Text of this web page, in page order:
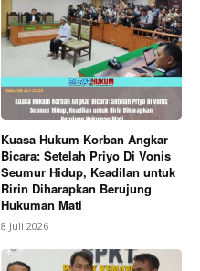
Kuasa Hukum Korban Angkar
Bicara: Setelah Priyo Di Vonis
Seumur Hidup, Keadilan untuk
Ririn Diharapkan Berujung
Hukuman Mati
8 Juli 2026